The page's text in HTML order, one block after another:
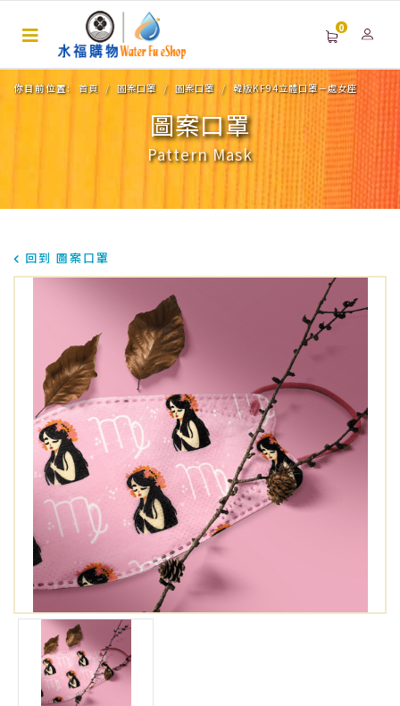
0
你目前位置: 首頁 圖案口罩 圖案口罩 韓版KF94立體口罩－處女座
圖案口罩
Pattern Mask
回到 圖案口罩